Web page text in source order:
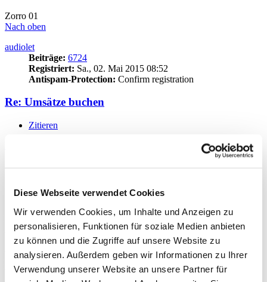
Diese Webseite verwendet Cookies
Wir verwenden Cookies, um Inhalte und Anzeigen zu
personalisieren, Funktionen für soziale Medien anbieten
zu können und die Zugriffe auf unsere Website zu
analysieren. Außerdem geben wir Informationen zu Ihrer
Verwendung unserer Website an unsere Partner für
Zorro 01
Nach oben
audiolet
Beiträge: 6724
Registriert: Sa., 02. Mai 2015 08:52
Antispam-Protection: Confirm registration
Re: Umsätze buchen
Zitieren
magura99hat geschrieben:Mi., 27. Mai 2026 10:56In
der Buchungen eingeben. Nun muß ich erst über das
Icon "Umsatz einbuchen" gehen?
Hallo!
Also auch in der 14er musstest du sicherlich zuerst auf den
"Einbuchen"-Button (oder so ähnlich) klicken, bevor du die Daten
eingegeben konntest. Denn du musstest ja erstmal eine neue Zeile
für die Daten anlegen.
Wenn dir der "neue" Weg aber zu umständlich ist, kannst du ja auch